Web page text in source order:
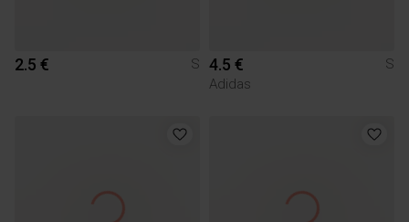
2.5 € S 4.5 €
S
Adidas